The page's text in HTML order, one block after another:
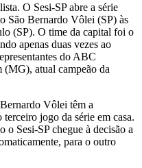
O Sesi-SP abre a série
São Bernardo Vôlei (SP) às
(SP). O time da capital foi o
apenas duas vezes ao
do ABC
(MG), atual campeão da
Vôlei têm a
jogo da série em casa.
o Sesi-SP chegue à decisão a
para o outro